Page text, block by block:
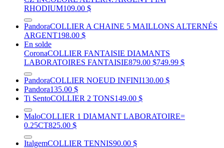
RHODIUM109.00 $
PandoraCOLLIER A CHAINE 5 MAILLONS ALTERNÉS
ARGENT198.00 $
En solde
CoronaCOLLIER FANTAISIE DIAMANTS
LABORATOIRES FANTAISIE879.00 $749.99 $
PandoraCOLLIER NOEUD INFINI130.00 $
Pandora135.00 $
Ti SentoCOLLIER 2 TONS149.00 $
MaloCOLLIER 1 DIAMANT LABORATOIRE=
0.25CT825.00 $
ItalgemCOLLIER TENNIS90.00 $